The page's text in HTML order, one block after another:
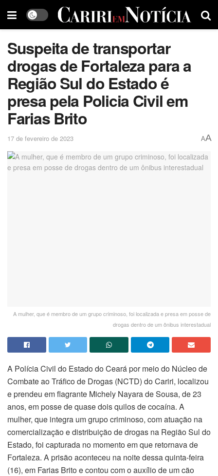
Suspeita de transportar
drogas de Fortaleza para a
Região Sul do Estado é
presa pela Policia Civil em
Farias Brito
17 de fevereiro de 2023 AA
A mulher, que é membro de um grupo criminoso, foi localizada e presa em posse de
drogas dentro de um ônibus interestadual
A Polícia Civil do Estado do Ceará por meio do Núcleo de
Combate ao Tráfico de Drogas (NCTD) do Cariri, localizou
e prendeu em flagrante Michely Nayara de Sousa, de 23
anos, em posse de quase dois quilos de cocaína. A
mulher, que integra um grupo criminoso, com atuação na
comercialização e distribuição de drogas na Região Sul do
Estado, foi capturada no momento em que retornava de
Fortaleza. A prisão aconteceu na noite dessa quinta-feira
(16), em Farias Brito e contou com o auxílio de um cão